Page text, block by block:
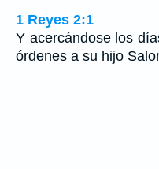
1 Reyes 2:1
Y acercándose los
órdenes a su hijo